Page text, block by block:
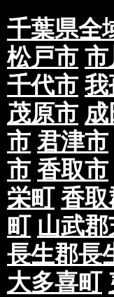
千葉県全
松戸市 市
千代市 我
茂原市
市 君津市
市 香取市
栄町 香
町 山武
長生郡長
大多喜町